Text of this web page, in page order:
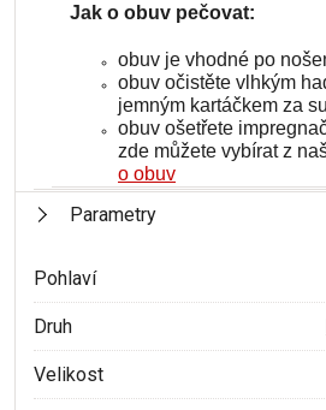
Jak o obuv pečovat:
obuv je vhodné po
obuv očistěte vlhkým
jemným kartáčkem za
obuv ošetřete
zde můžete vybírat z
o obuv
Parametry
Pohlaví
Druh
Velikost